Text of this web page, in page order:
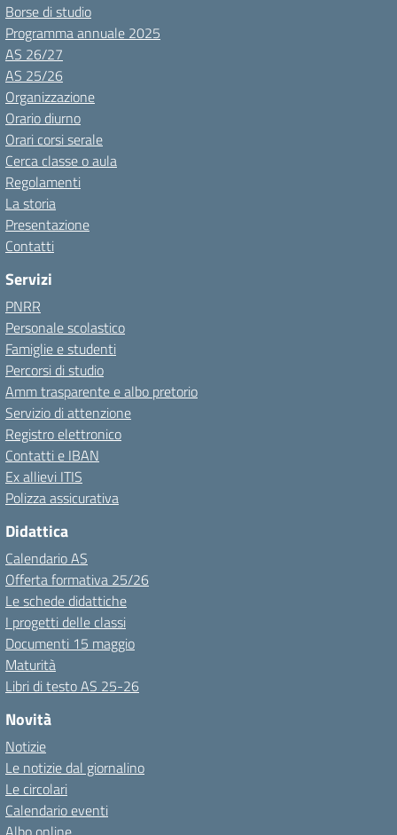
Borse di studio
Programma annuale 2025
AS 26/27
AS 25/26
Organizzazione
Orario diurno
Orari corsi serale
Cerca classe o aula
Regolamenti
La storia
Presentazione
Contatti
Servizi
PNRR
Personale scolastico
Famiglie e studenti
Percorsi di studio
Amm trasparente e albo pretorio
Servizio di attenzione
Registro elettronico
Contatti e IBAN
Ex allievi ITIS
Polizza assicurativa
Didattica
Calendario AS
Offerta formativa 25/26
Le schede didattiche
I progetti delle classi
Documenti 15 maggio
Maturità
Libri di testo AS 25-26
Novità
Notizie
Le notizie dal giornalino
Le circolari
Calendario eventi